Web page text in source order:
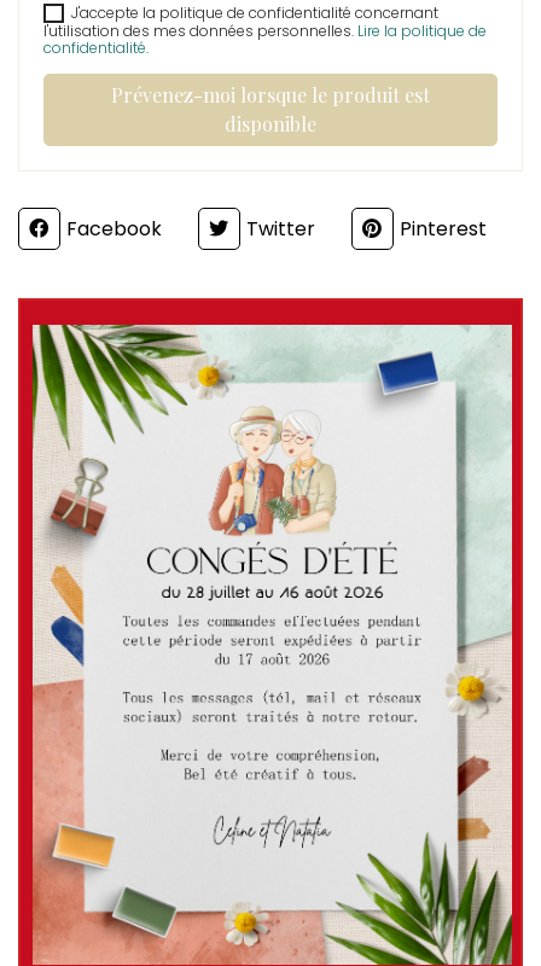
J'accepte la politique de confidentialité concernant
l'utilisation des mes données personnelles. Lire la politique de
confidentialité.
Prévenez-moi lorsque le produit est
disponible
PartagerFacebook Twitter Pinterest